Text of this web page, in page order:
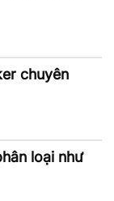
chuyên
loại như